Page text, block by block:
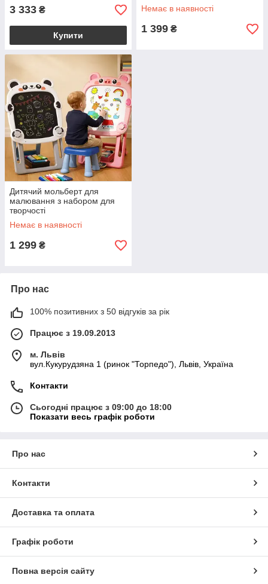
3 333 ₴
Купити
Немає в наявності
1 399 ₴
Дитячий мольберт для
малювання з набором для
творчості
Немає в наявності
1 299 ₴
Про нас
100% позитивних з 50 відгуків за рік
Працює з 19.09.2013
м. Львів
вул.Кукурудзяна 1 (ринок "Торпедо"), Львів, Україна
Контакти
Сьогодні працює з 09:00 до 18:00
Показати весь графік роботи
Про нас
Контакти
Доставка та оплата
Графік роботи
Повна версія сайту